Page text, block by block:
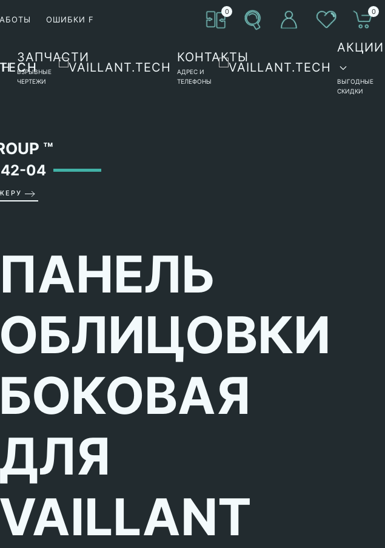
ОШИБКИ F
0 0
ЗАПЧАСТИ
ВЗРЫВНЫЕ
ЧЕРТЕЖИ
КОНТАКТЫ
АДРЕС И
ТЕЛЕФОНЫ
АКЦИИ
ВЫГОДНЫЕ
СКИДКИ
™
04
ПАНЕЛЬ
ОБЛИЦОВКИ
БОКОВАЯ
ДЛЯ
VAILLANT